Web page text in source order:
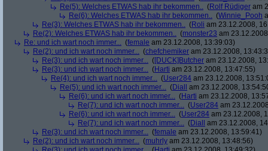
Re(5): Welches ETWAS hab ihr bekommen.. (Rolf Rüdiger am
Re(6): Welches ETWAS hab ihr bekommen.. (Winnie_Pooh
Re(3): Welches ETWAS hab ihr bekommen.. (Roli am 23.12.2008,
Re(2): Welches ETWAS hab ihr bekommen.. (monster23 am
Re: und ich wart noch immer... (female am 23.12.2008, 13:39:03)
Re(2): und ich wart noch immer... (chefchemiker am 23.12.2008,
Re(3): und ich wart noch immer... ([DUCK]Butcher am 23.12.2008,
Re(3): und ich wart noch immer... (Harti am 23.12.2008, 13:47:55)
Re(4): und ich wart noch immer... (User284 am 23.12.2008,
Re(5): und ich wart noch immer... (Diall
am 23.12.2008,
Re(6): und ich wart noch immer... (Harti am 23.12.2008,
Re(7): und ich wart noch immer... (User284 am
Re(6): und ich wart noch immer... (User284 am 23.12.2008,
Re(7): und ich wart noch immer... (Diall
am 23.12.2008,
Re(3): und ich wart noch immer... (female am 23.12.2008, 13:59:41)
Re(2): und ich wart noch immer... (muhrly am 23.12.2008, 13:48:56)